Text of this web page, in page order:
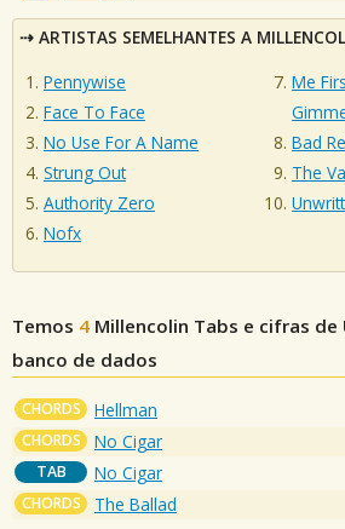
ARTISTAS SEMELHANTES A
Pennywise
Face To Face
No Use For A Name
Strung Out
Authority Zero
Nofx
Me
Bad
The
Temos 4 Millencolin Tabs e cifras de
banco de dados
CHORDS Hellman
CHORDS No Cigar
TAB No Cigar
CHORDS The Ballad